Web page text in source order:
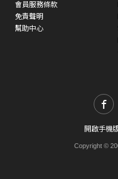
會員服務條款
免責聲明
幫助中心
開啟手機
Copyright ©